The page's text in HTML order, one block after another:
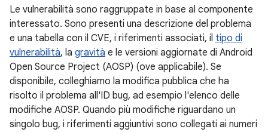
Le vulnerabilità sono raggruppate in base al componente
interessato. Sono presenti una descrizione del problema
e una tabella con il CVE, i riferimenti associati, il tipo di
vulnerabilità, la gravità e le versioni aggiornate di Android
Open Source Project (AOSP) (ove applicabile). Se
disponibile, colleghiamo la modifica pubblica che ha
risolto il problema all'ID bug, ad esempio l'elenco delle
modifiche AOSP. Quando più modifiche riguardano un
singolo bug, i riferimenti aggiuntivi sono collegati ai numeri